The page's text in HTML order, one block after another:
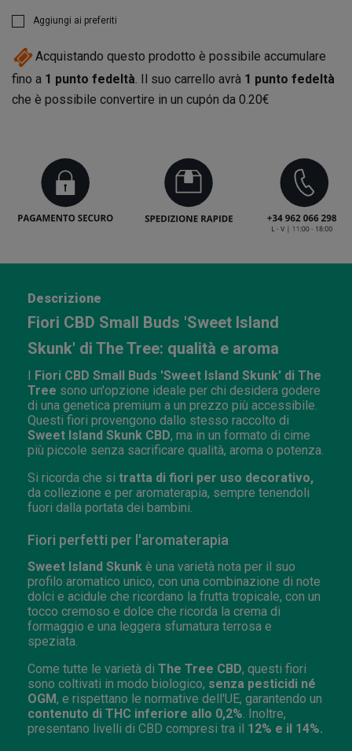
Aggiungi ai preferiti
Acquistando questo prodotto è possibile accumulare
fino a 1 punto fedeltà. Il suo carrello avrà 1 punto fedeltà
che è possibile convertire in un cupón da 0.20€
Descrizione
Fiori CBD Small Buds 'Sweet Island
Skunk' di The Tree: qualità e aroma
I Fiori CBD Small Buds 'Sweet Island Skunk' di The
Tree sono un'opzione ideale per chi desidera godere
di una genetica premium a un prezzo più accessibile.
Questi fiori provengono dallo stesso raccolto di
Sweet Island Skunk CBD, ma in un formato di cime
più piccole senza sacrificare qualità, aroma o potenza.
Si ricorda che si tratta di fiori per uso decorativo,
da collezione e per aromaterapia, sempre tenendoli
fuori dalla portata dei bambini.
Fiori perfetti per l'aromaterapia
Sweet Island Skunk è una varietà nota per il suo
profilo aromatico unico, con una combinazione di note
dolci e acidule che ricordano la frutta tropicale, con un
tocco cremoso e dolce che ricorda la crema di
formaggio e una leggera sfumatura terrosa e
speziata.
Come tutte le varietà di The Tree CBD, questi fiori
sono coltivati in modo biologico, senza pesticidi né
OGM, e rispettano le normative dell'UE, garantendo un
contenuto di THC inferiore allo 0,2% . Inoltre,
presentano livelli di CBD compresi tra il 12% e il 14%.